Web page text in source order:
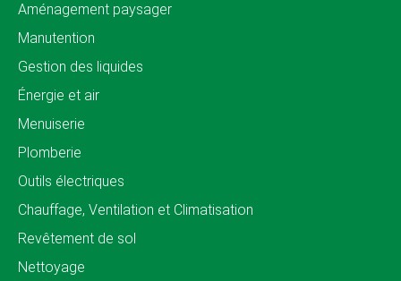
Aménagement paysager
Manutention
Gestion des liquides
Énergie et air
Menuiserie
Plomberie
Outils électriques
Chauffage, Ventilation et Climatisation
Revêtement de sol
Nettoyage